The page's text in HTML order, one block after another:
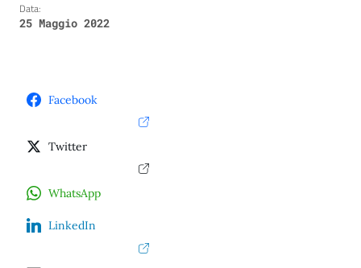
Data:
25 Maggio 2022
Facebook
Twitter
WhatsApp
LinkedIn